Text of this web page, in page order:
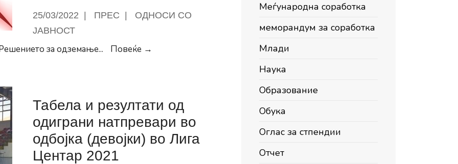
Центар
25/03/2022 ПРЕС
ОДНОСИ СО
ЈАВНОСТ
за одземање... Повеќе →
злоупотреба
на
ниту
една
Табела и резултати од
одиграни натпревари во
одбојка (девојки) во Лига
Центар 2021
Меѓународна соработка
меморандум за соработка
Млади
Наука
Образование
Обука
Оглас за стпендии
Отчет